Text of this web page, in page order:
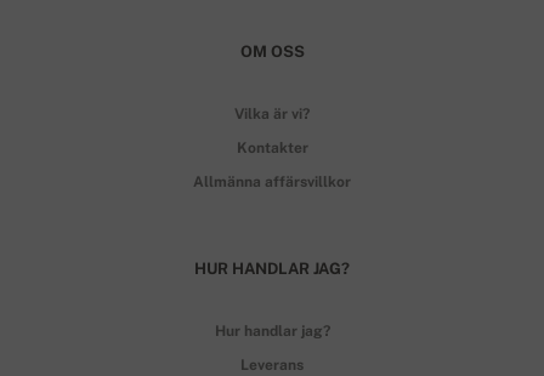
OM OSS
Vilka är vi?
Kontakter
Allmänna affärsvillkor
HUR HANDLAR JAG?
Hur handlar jag?
Leverans